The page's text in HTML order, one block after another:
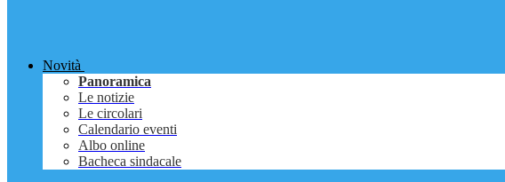
Novità
Panoramica
Le notizie
Le circolari
Calendario eventi
Albo online
Bacheca sindacale